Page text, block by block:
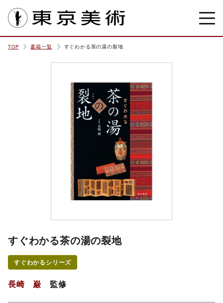
TOP 書籍一覧 すぐわかる茶の湯の裂地
すぐわかる茶の湯の裂地
すぐわかるシリーズ
長崎 巌 監修